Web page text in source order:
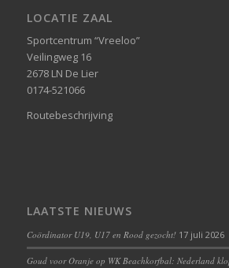
LOCATIE ZAAL
Sportcentrum “Vreeloo”
Veilingweg 16
2678 LN De Lier
0174-521066
Routebeschrijving
LAATSTE NIEUWS
Coördinator U19, U17 en Rood gezocht! 17 juli 2026
Goud voor Oranje op WK Beachkorfbal: Nederland